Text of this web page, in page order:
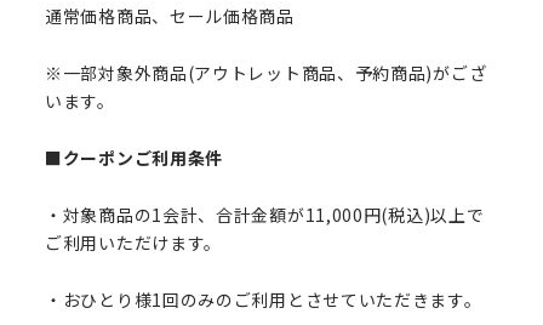
通常価格商品、セール価格商品
※一部対象外商品(アウトレット商品、予約商品)がござ
います。
■クーポンご利用条件
・対象商品の1会計、合計金額が11,000円(税込)以上で
ご利用いただけます。
・おひとり様1回のみのご利用とさせていただきます。